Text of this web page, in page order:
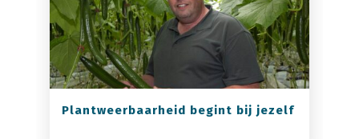
Plantweerbaarheid begint bij jezelf